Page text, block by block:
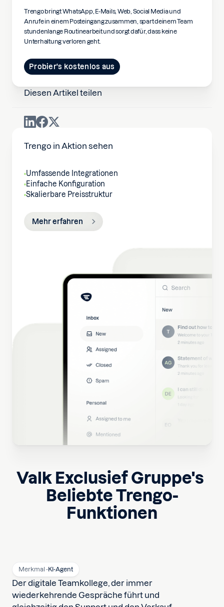
Trengo bringt WhatsApp, E-Mails, Web, Social Media und
Anrufe in einem Posteingang zusammen, spart deinem Team
stundenlange Routinearbeit und sorgt dafür, dass keine
Unterhaltung verloren geht.
Probier's kostenlos aus
Diesen Artikel teilen
Trengo in Aktion sehen
Umfassende Integrationen
Einfache Konfiguration
Skalierbare Preisstruktur
Mehr erfahren
Valk Exclusief Gruppe's
Beliebte Trengo-
Funktionen
Merkmal -KI-Agent
Der digitale Teamkollege, der immer
wiederkehrende Gespräche führt und